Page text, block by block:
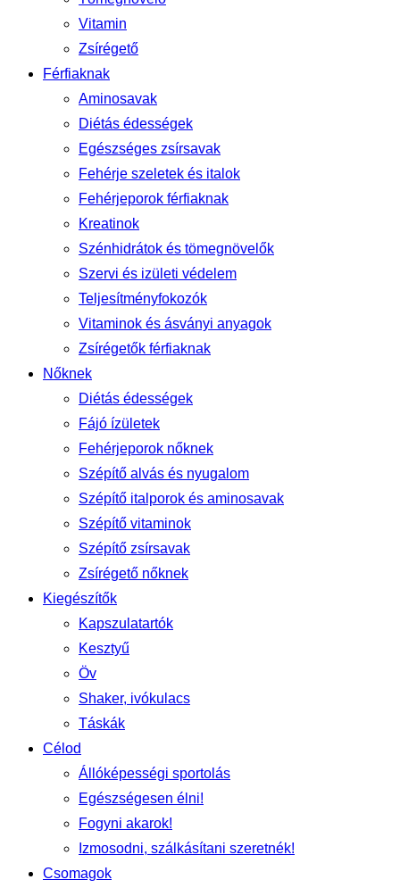
Vitamin
Zsírégető
Férfiaknak
Aminosavak
Diétás édességek
Egészséges zsírsavak
Fehérje szeletek és italok
Fehérjeporok férfiaknak
Kreatinok
Szénhidrátok és tömegnövelők
Szervi és izületi védelem
Teljesítményfokozók
Vitaminok és ásványi anyagok
Zsírégetők férfiaknak
Nőknek
Diétás édességek
Fájó ízületek
Fehérjeporok nőknek
Szépítő alvás és nyugalom
Szépítő italporok és aminosavak
Szépítő vitaminok
Szépítő zsírsavak
Zsírégető nőknek
Kiegészítők
Kapszulatartók
Kesztyű
Öv
Shaker, ivókulacs
Táskák
Célod
Állóképességi sportolás
Egészségesen élni!
Fogyni akarok!
Izmosodni, szálkásítani szeretnék!
Csomagok